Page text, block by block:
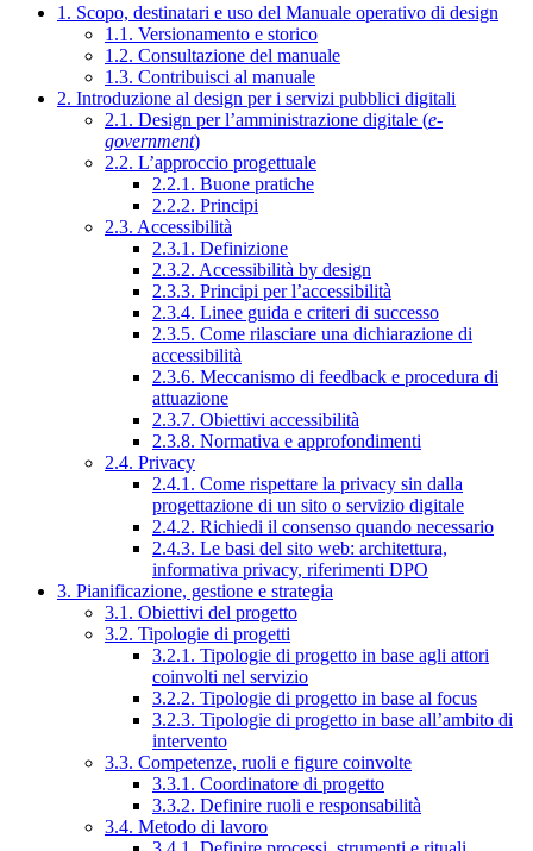
1. Scopo, destinatari e uso del Manuale operativo di design
1.1. Versionamento e storico
1.2. Consultazione del manuale
1.3. Contribuisci al manuale
2. Introduzione al design per i servizi pubblici digitali
2.1. Design per l’amministrazione digitale (e-
government)
2.2. L’approccio progettuale
2.2.1. Buone pratiche
2.2.2. Principi
2.3. Accessibilità
2.3.1. Definizione
2.3.2. Accessibilità by design
2.3.3. Principi per l’accessibilità
2.3.4. Linee guida e criteri di successo
2.3.5. Come rilasciare una dichiarazione di
accessibilità
2.3.6. Meccanismo di feedback e procedura di
attuazione
2.3.7. Obiettivi accessibilità
2.3.8. Normativa e approfondimenti
2.4. Privacy
2.4.1. Come rispettare la privacy sin dalla
progettazione di un sito o servizio digitale
2.4.2. Richiedi il consenso quando necessario
2.4.3. Le basi del sito web: architettura,
informativa privacy, riferimenti DPO
3. Pianificazione, gestione e strategia
3.1. Obiettivi del progetto
3.2. Tipologie di progetti
3.2.1. Tipologie di progetto in base agli attori
coinvolti nel servizio
3.2.2. Tipologie di progetto in base al focus
3.2.3. Tipologie di progetto in base all’ambito di
intervento
3.3. Competenze, ruoli e figure coinvolte
3.3.1. Coordinatore di progetto
3.3.2. Definire ruoli e responsabilità
3.4. Metodo di lavoro